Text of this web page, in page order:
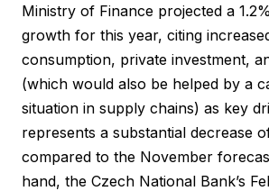
Ministry of Finance projected a
growth for this year, citing
consumption, private investment,
(which would also be helped by a
situation in supply chains) as key
represents a substantial decrease
compared to the November
hand, the Czech National Bank’s